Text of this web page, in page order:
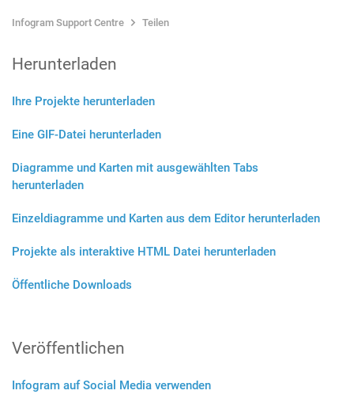
Infogram Support Centre Teilen
Herunterladen
Ihre Projekte herunterladen
Eine GIF-Datei herunterladen
Diagramme und Karten mit ausgewählten Tabs
herunterladen
Einzeldiagramme und Karten aus dem Editor herunterladen
Projekte als interaktive HTML Datei herunterladen
Öffentliche Downloads
Veröffentlichen
Infogram auf Social Media verwenden